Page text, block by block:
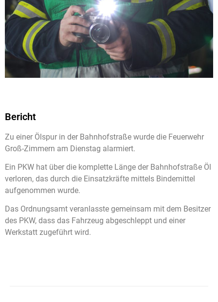
Bericht
Zu einer Ölspur in der Bahnhofstraße wurde die Feuerwehr
Groß-Zimmern am Dienstag alarmiert.
Ein PKW hat über die komplette Länge der Bahnhofstraße Öl
verloren, das durch die Einsatzkräfte mittels Bindemittel
aufgenommen wurde.
Das Ordnungsamt veranlasste gemeinsam mit dem Besitzer
des PKW, dass das Fahrzeug abgeschleppt und einer
Werkstatt zugeführt wird.